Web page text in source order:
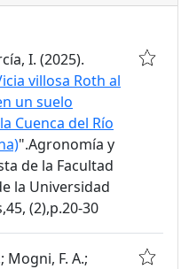
I. (2025).
villosa Roth al
un suelo
Cuenca del Río
".Agronomía y
de la Facultad
la Universidad
(2),p.20-30
Mogni, F. A.;